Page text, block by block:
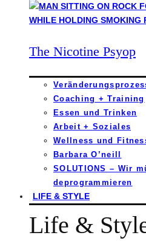
The Nicotine Psyop
Coaching + Training
Essen und Trinken
Arbeit + Soziales
Wellness und
Barbara O’neill
SOLUTIONS – Wir
deprogrammieren
LIFE & STYLE
Life &